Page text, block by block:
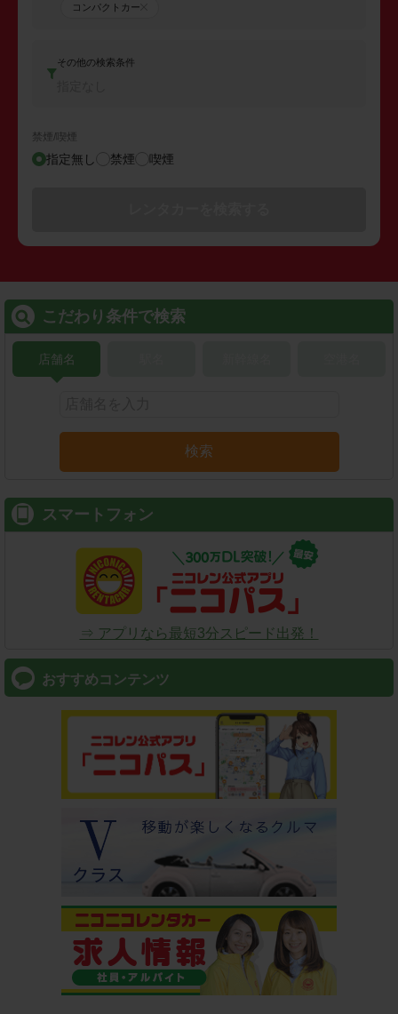
コンパクトカー
その他の検索条件
禁煙/喫煙
指定無し 禁煙 喫煙
こだわり条件で検索
店舗名
検索
スマートフォン
⇒ アプリなら最短3分スピード出発！
おすすめコンテンツ